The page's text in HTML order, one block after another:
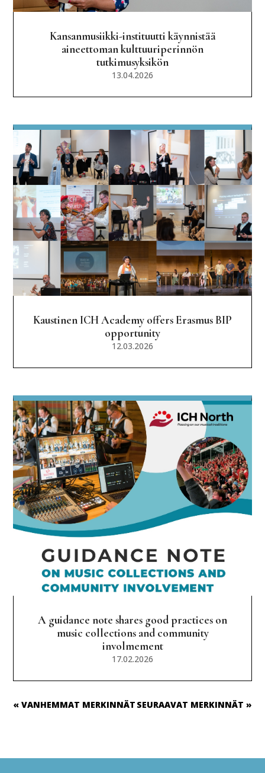
Kansanmusiikki-instituutti käynnistää
aineettoman kulttuuriperinnön
tutkimusyksikön
13.04.2026
Kaustinen ICH Academy offers Erasmus BIP
opportunity
12.03.2026
A guidance note shares good practices on
music collections and community
involmement
17.02.2026
« VANHEMMAT MERKINNÄT SEURAAVAT MERKINNÄT »